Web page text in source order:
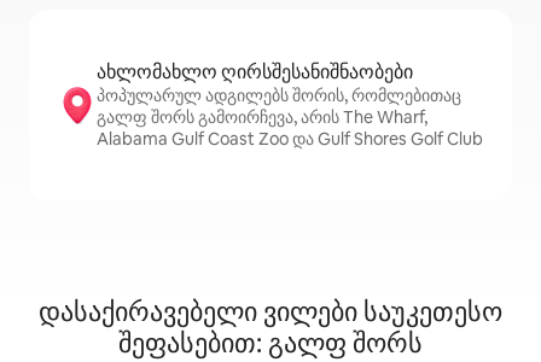
ახლომახლო ღირსშესანიშნაობები
პოპულარულ ადგილებს შორის, რომლებითაც
გალფ შორს გამოირჩევა, არის The Wharf,
Alabama Gulf Coast Zoo და Gulf Shores Golf Club
დასაქირავებელი ვილები საუკეთესო
შეფასებით: გალფ შორს